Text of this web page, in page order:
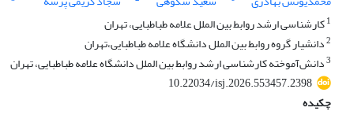
1کارشناسی ارشد روابط بین الملل علامه طباطبایی، تهران
2دانشیار گروه روابط بین الملل دانشگاه علامه طباطبایی،تهران
3دانش‌آموخته کارشناسی ارشد روابط بین الملل دانشگاه علامه طباطبایی، تهران
10.22034/isj.2026.553457.2398
چکیده